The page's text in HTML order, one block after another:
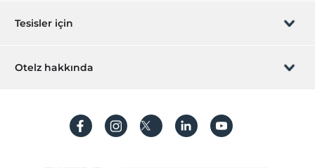
Sıkça sorulan sorular
Hediye Kart
Hesap oluştur
Tesisler için
Hemen tesisinizi ekleyin
Otelz hakkında